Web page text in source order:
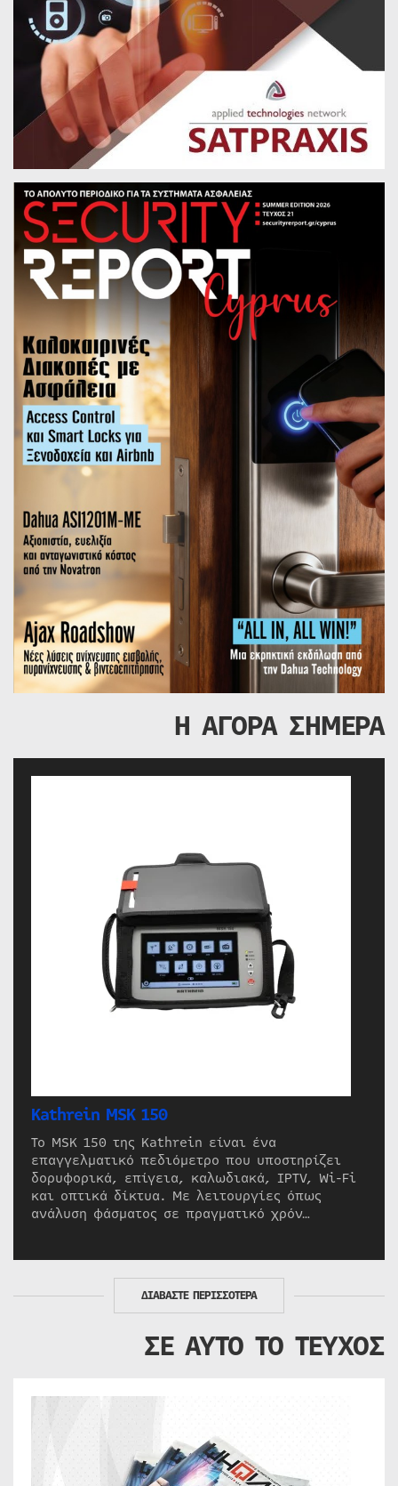
Η ΑΓΟΡΑ ΣΗΜΕΡΑ
Kathrein MSK 150
Το MSK 150 της Kathrein είναι ένα
επαγγελματικό πεδιόμετρο που υποστηρίζει
δορυφορικά, επίγεια, καλωδιακά, IPTV, Wi-Fi
και οπτικά δίκτυα. Με λειτουργίες όπως
ανάλυση φάσματος σε πραγματικό χρόν…
ΔΙΑΒΑΣΤΕ ΠΕΡΙΣΣΟΤΕΡΑ
ΣΕ ΑΥΤΟ ΤΟ ΤΕΥΧΟΣ